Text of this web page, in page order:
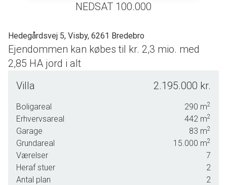
NEDSAT 100.000
Hedegårdsvej 5, Visby, 6261 Bredebro
Ejendommen kan købes til kr. 2,3 mio. med
2,85 HA jord i alt
anvendelsesmuligheder.
Masser af plads, natur og muligheder.
Med en rigtig god beliggenhed ud til naturen, højt til himlen
og omkranset af smuk natur, ligger denne ejendom fredeligt
og roligt. Der er uhindret udsigt hele vejen rundt til de
omkringliggende marker. Her får du masser af plads – både
fysisk og mentalt.
Villa 2.195.000 kr.
Boligareal 290 m2
Erhvervsareal 442 m2
Garage 83 m2
Grundareal 15.000 m2
Værelser
7
Heraf stuer
2
Antal plan
2